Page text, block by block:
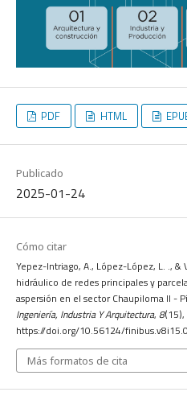
PDF HTML
Publicado
2025-01-24
Cómo citar
Yepez-Intriago, A., López-López, L. .,
hidráulico de redes principales y
aspersión en el sector Chaupiloma II -
Ingeniería, Industria Y Arquitectura, 8
https://doi.org/10.56124/
Más formatos de cita